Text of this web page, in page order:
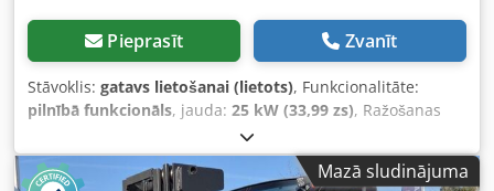
Pieprasīt Zvanīt
Stāvoklis: gatavs lietošanai (lietots), Funkcionalitāte:
pilnībā funkcionāls, jauda: 25 kW (33,99 zs), Ražošanas
, darbības stundas:
dzinēju, 29,5 ZS Djdpfxey Skqwo Aflokr 5700 darba
stundas, ražošanas gads ap 1990 KaussMazā sludinājuma